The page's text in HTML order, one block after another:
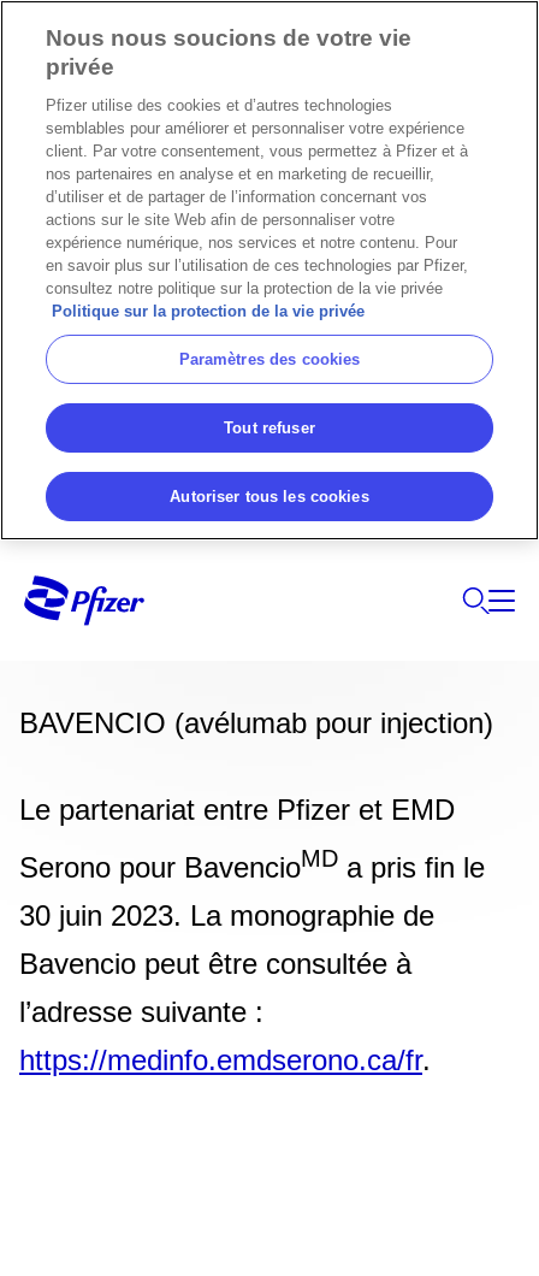
BAVENCIO (avélumab pour injection)
Le partenariat entre Pfizer et EMD
Serono pour BavencioMD a pris fin le
30 juin 2023. La monographie de
Bavencio peut être consultée à
l’adresse suivante :
https://medinfo.emdserono.ca/fr.
Nous nous soucions de votre vie
privée
Pfizer utilise des cookies et d’autres technologies
semblables pour améliorer et personnaliser votre expérience
client. Par votre consentement, vous permettez à Pfizer et à
nos partenaires en analyse et en marketing de recueillir,
d’utiliser et de partager de l’information concernant vos
actions sur le site Web afin de personnaliser votre
expérience numérique, nos services et notre contenu. Pour
en savoir plus sur l’utilisation de ces technologies par Pfizer,
consultez notre politique sur la protection de la vie privée
Politique sur la protection de la vie privée
Paramètres des cookies
Tout refuser
Autoriser tous les cookies